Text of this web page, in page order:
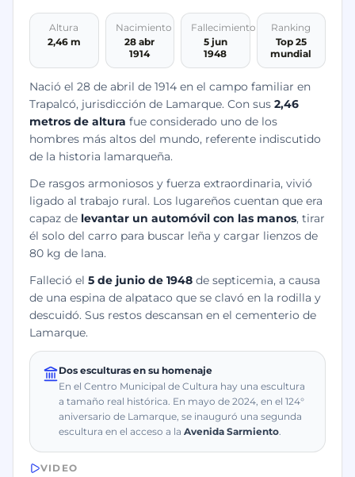
Altura
2,46 m
Nacimiento
28 abr
1914
Fallecimiento
5 jun
1948
Ranking
Top 25
mundial
Nació el 28 de abril de 1914 en el campo familiar en
Trapalcó, jurisdicción de Lamarque. Con sus 2,46
metros de altura fue considerado uno de los
hombres más altos del mundo, referente indiscutido
de la historia lamarqueña.
De rasgos armoniosos y fuerza extraordinaria, vivió
ligado al trabajo rural. Los lugareños cuentan que era
capaz de levantar un automóvil con las manos, tirar
él solo del carro para buscar leña y cargar lienzos de
80 kg de lana.
Falleció el 5 de junio de 1948 de septicemia, a causa
de una espina de alpataco que se clavó en la rodilla y
descuidó. Sus restos descansan en el cementerio de
Lamarque.
Dos esculturas en su homenaje
En el Centro Municipal de Cultura hay una escultura
a tamaño real histórica. En mayo de 2024, en el 124°
aniversario de Lamarque, se inauguró una segunda
escultura en el acceso a la Avenida Sarmiento.
VIDEO